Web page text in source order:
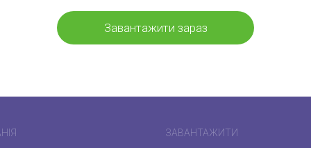
Завантажити зараз
ЗАВАНТАЖИТИ